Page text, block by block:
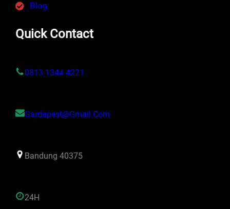
Blog
Quick Contact
0813 1344 4221
Gardapest@gmail.com
Bandung 40375
24H